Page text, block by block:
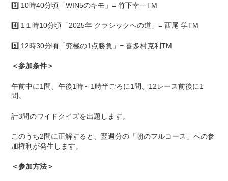
3️⃣ 10時40分頃「WIN5のキモ」= 竹下幸一TM
4️⃣ 1１時10分頃「2025年 クラシックへの道」= 西尾 学TM
5️⃣ 12時30分頃「究極の1点勝負」= 喜多村克利TM
＜参加条件＞
午前中に1問、午後1時～1時半ごろに1問、12レース前後に1
問。
計3問のワイドクイズを出題します。
このうち2問に正解すると、翌週分の「朝のフルコース」への参
加権利が発生します。
＜参加方法＞